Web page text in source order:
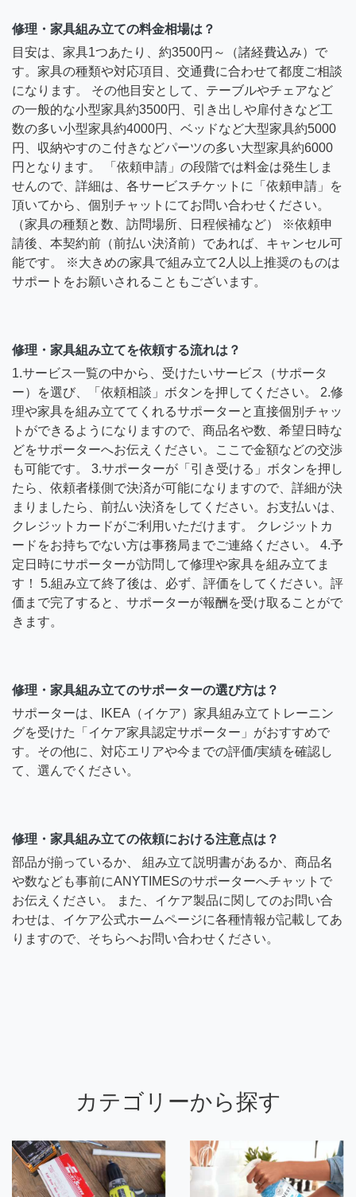
修理・家具組み立ての料金相場は？
目安は、家具1つあたり、約3500円～（諸経費込み）で
す。家具の種類や対応項目、交通費に合わせて都度ご相談
になります。 その他目安として、テーブルやチェアなど
の一般的な小型家具約3500円、引き出しや扉付きなど工
数の多い小型家具約4000円、ベッドなど大型家具約5000
円、収納やすのこ付きなどパーツの多い大型家具約6000
円となります。 「依頼申請」の段階では料金は発生しま
せんので、詳細は、各サービスチケットに「依頼申請」を
頂いてから、個別チャットにてお問い合わせください。
（家具の種類と数、訪問場所、日程候補など） ※依頼申
請後、本契約前（前払い決済前）であれば、キャンセル可
能です。 ※大きめの家具で組み立て2人以上推奨のものは
サポートをお願いされることもございます。
修理・家具組み立てを依頼する流れは？
1.サービス一覧の中から、受けたいサービス（サポータ
ー）を選び、「依頼相談」ボタンを押してください。 2.修
理や家具を組み立ててくれるサポーターと直接個別チャッ
トができるようになりますので、商品名や数、希望日時な
どをサポーターへお伝えください。ここで金額などの交渉
も可能です。 3.サポーターが「引き受ける」ボタンを押し
たら、依頼者様側で決済が可能になりますので、詳細が決
まりましたら、前払い決済をしてください。お支払いは、
クレジットカードがご利用いただけます。 クレジットカ
ードをお持ちでない方は事務局までご連絡ください。 4.予
定日時にサポーターが訪問して修理や家具を組み立てま
す！ 5.組み立て終了後は、必ず、評価をしてください。評
価まで完了すると、サポーターが報酬を受け取ることがで
きます。
修理・家具組み立てのサポーターの選び方は？
サポーターは、IKEA（イケア）家具組み立てトレーニン
グを受けた「イケア家具認定サポーター」がおすすめで
す。その他に、対応エリアや今までの評価/実績を確認し
て、選んでください。
修理・家具組み立ての依頼における注意点は？
部品が揃っているか、 組み立て説明書があるか、商品名
や数なども事前にANYTIMESのサポーターへチャットで
お伝えください。 また、イケア製品に関してのお問い合
わせは、イケア公式ホームページに各種情報が記載してあ
りますので、そちらへお問い合わせください。
カテゴリーから探す